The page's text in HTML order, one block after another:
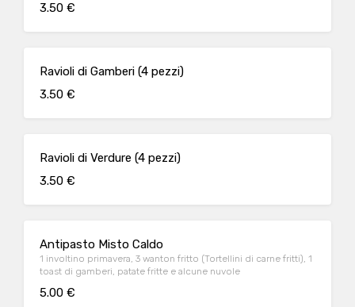
3.50 €
Ravioli di Gamberi (4 pezzi)
3.50 €
Ravioli di Verdure (4 pezzi)
3.50 €
Antipasto Misto Caldo
1 involtino primavera, 3 wanton fritto (Tortellini di carne fritti), 1
toast di gamberi, patate fritte e alcune nuvole
5.00 €